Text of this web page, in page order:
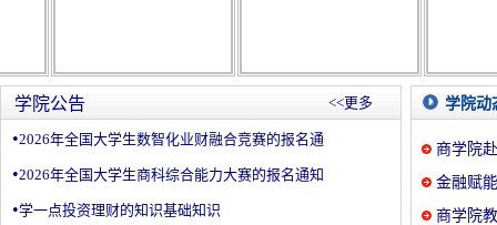
学院公告 <<更多
•2026年全国大学生数智化业财融合竞赛的报名通
•2026年全国大学生商科综合能力大赛的报名通知
•学一点投资理财的知识基础知识
学院动
商学院
金融赋
商学院